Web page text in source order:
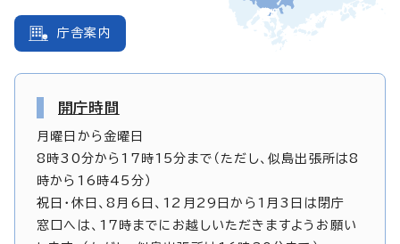
庁舎案内
開庁時間
月曜日から金曜日
8時30分から17時15分まで（ただし、似島出張所は8
時から16時45分）
祝日・休日、8月6日、12月29日から1月3日は閉庁
窓口へは、17時までにお越しいただきますようお願い